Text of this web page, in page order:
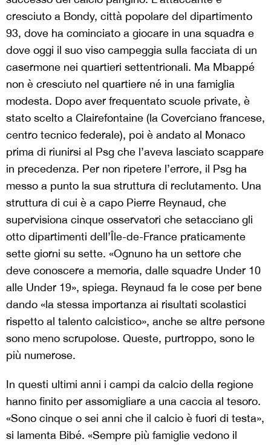
cresciuto a Bondy, città popolare del dipartimento
93, dove ha cominciato a giocare in una squadra e
dove oggi il suo viso campeggia sulla facciata di un
casermone nei quartieri settentrionali. Ma Mbappé
non è cresciuto nel quartiere né in una famiglia
modesta. Dopo aver frequentato scuole private, è
stato scelto a Clairefontaine (la Coverciano francese,
centro tecnico federale), poi è andato al Monaco
prima di riunirsi al Psg che l’aveva lasciato scappare
in precedenza. Per non ripetere l’errore, il Psg ha
messo a punto la sua struttura di reclutamento. Una
struttura di cui è a capo Pierre Reynaud, che
supervisiona cinque osservatori che setacciano gli
otto dipartimenti dell’Île-de-France praticamente
sette giorni su sette. «Ognuno ha un settore che
deve conoscere a memoria, dalle squadre Under 10
alle Under 19», spiega. Reynaud fa le cose per bene
dando «la stessa importanza ai risultati scolastici
rispetto al talento calcistico», anche se altre persone
sono meno scrupolose. Queste, purtroppo, sono le
più numerose.
In questi ultimi anni i campi da calcio della regione
hanno finito per assomigliare a una caccia al tesoro.
«Sono cinque o sei anni che il calcio è fuori di testa»,
si lamenta Bibé. «Sempre più famiglie vedono il